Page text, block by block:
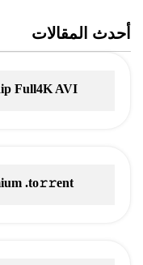
أحدث المقالات
Full4K AVI
.tо𝚛𝚛еnt